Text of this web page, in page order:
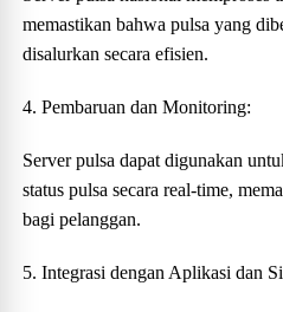
memastikan bahwa pulsa yang
disalurkan secara efisien.
4. Pembaruan dan Monitoring:
Server pulsa dapat digunakan
status pulsa secara real-time,
bagi pelanggan.
5. Integrasi dengan Aplikasi dan